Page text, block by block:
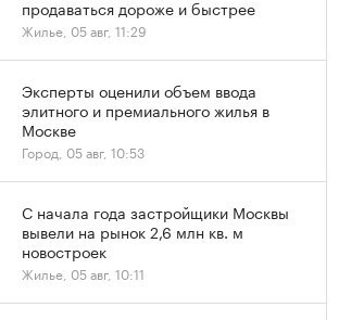
продаваться дороже и быстрее
Жилье, 05 авг, 11:29
Эксперты оценили объем ввода
элитного и премиального жилья в
Москве
Город, 05 авг, 10:53
С начала года застройщики Москвы
вывели на рынок 2,6 млн кв. м
новостроек
Жилье, 05 авг, 10:11